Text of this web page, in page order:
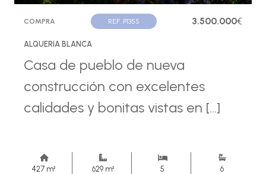
COMPRA REF. P1355 3.500.000€
ALQUERIA BLANCA
Casa de pueblo de nueva
construcción con excelentes
calidades y bonitas vistas en [...]
427 m² 629 m² 5 6